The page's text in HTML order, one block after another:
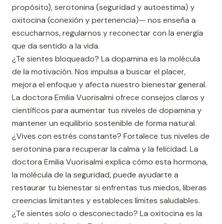
propósito), serotonina (seguridad y autoestima) y
oxitocina (conexión y pertenencia)— nos enseña a
escucharnos, regularnos y reconectar con la energía
que da sentido a la vida.
¿Te sientes bloqueado? La dopamina es la molécula
de la motivación. Nos impulsa a buscar el placer,
mejora el enfoque y afecta nuestro bienestar general.
La doctora Emilia Vuorisalmi ofrece consejos claros y
científicos para aumentar tus niveles de dopamina y
mantener un equilibrio sostenible de forma natural.
¿Vives con estrés constante? Fortalece tus niveles de
serotonina para recuperar la calma y la felicidad. La
doctora Emilia Vuorisalmi explica cómo esta hormona,
la molécula de la seguridad, puede ayudarte a
restaurar tu bienestar si enfrentas tus miedos, liberas
creencias limitantes y estableces límites saludables.
¿Te sientes solo o desconectado? La oxitocina es la